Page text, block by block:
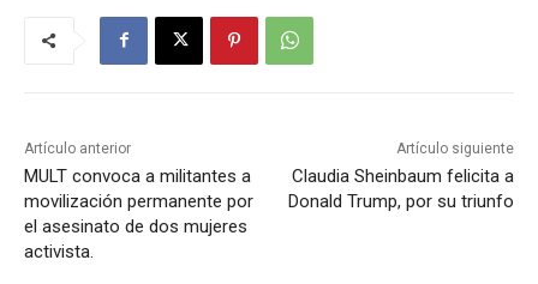
Artículo anterior
MULT convoca a militantes a
movilización permanente por
el asesinato de dos mujeres
activista.
Artículo siguiente
Claudia Sheinbaum felicita a
Donald Trump, por su triunfo